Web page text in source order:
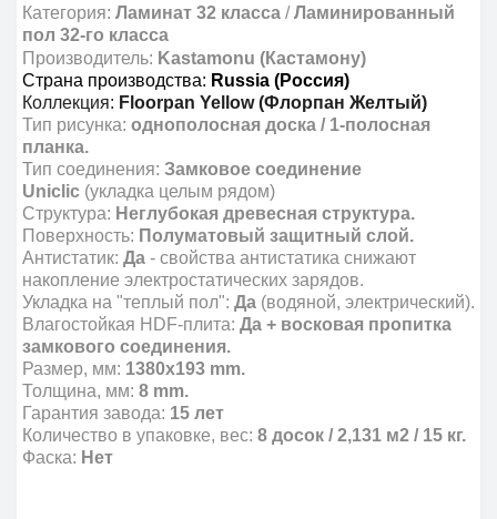
Категория: Ламинат 32 класса /Ламинированный
пол 32-го класса
Производитель: Kastamonu (Кастамону)
Страна производства: Russia (Россия)
Коллекция: Floorpan Yellow (Флорпан Желтый)
Тип рисунка: однополосная доска / 1-полосная
планка.
Тип соединения: Замковое соединение
Uniclic (укладка целым рядом)
Структура: Неглубокая древесная структура.
Поверхность: Полуматовый защитный слой.
Антистатик: Да - свойства антистатика снижают
накопление электростатических зарядов.
Укладка на "теплый пол": Да (водяной, электрический).
Влагостойкая HDF-плита: Да + восковая пропитка
замкового соединения.
Размер, мм: 1380х193 mm.
Толщина, мм: 8 mm.
Гарантия завода: 15 лет
Количество в упаковке, вес: 8 досок / 2,131 м2 / 15 кг.
Фаска: Нет